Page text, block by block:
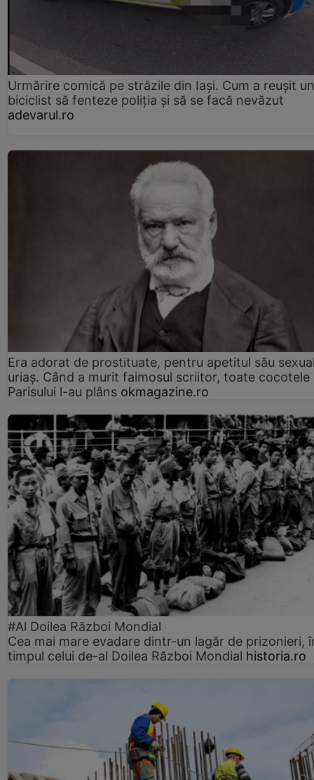
Urmărire comică pe străzile din Iași. Cum a reușit un
biciclist să fenteze poliția și să se facă nevăzut
adevarul.ro
Era adorat de prostituate, pentru apetitul său
uriaș. Când a murit faimosul scriitor, toate cocotele
Parisului l-au plâns okmagazine.ro
#Al Doilea Război Mondial
Cea mai mare evadare dintr-un lagăr de prizonieri,
timpul celui de-al Doilea Război Mondial historia.ro